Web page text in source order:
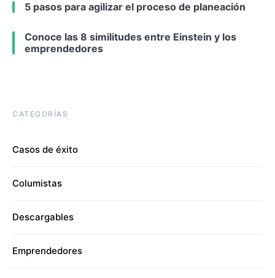
5 pasos para agilizar el proceso de planeación
Conoce las 8 similitudes entre Einstein y los
emprendedores
CATEGORÍAS
Casos de éxito
Columistas
Descargables
Emprendedores